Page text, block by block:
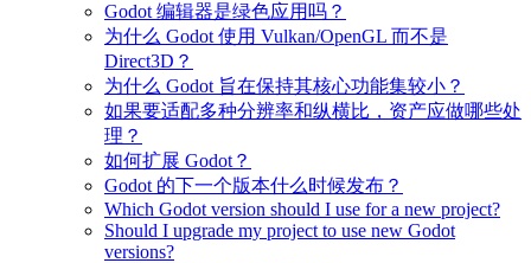
Godot 编辑器是绿色应用吗？
为什么 Godot 使用 Vulkan/OpenGL 而不是
Direct3D？
为什么 Godot 旨在保持其核心功能集较小？
如果要适配多种分辨率和纵横比，资产应做哪些处
理？
如何扩展 Godot？
Godot 的下一个版本什么时候发布？
Which Godot version should I use for a new project?
Should I upgrade my project to use new Godot
versions?